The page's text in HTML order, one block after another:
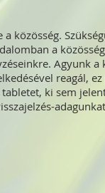
közösség.
a
Agyunk
reagál,
ki sem